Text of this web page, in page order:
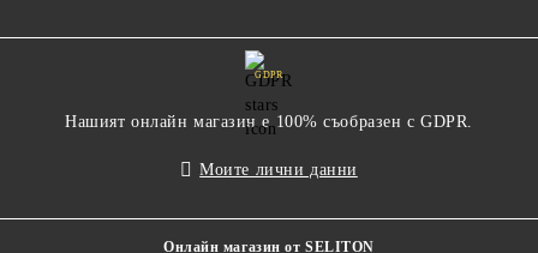
GDPR
Нашият онлайн магазин е 100% съобразен с GDPR.
Моите лични данни
Онлайн магазин от SELITON